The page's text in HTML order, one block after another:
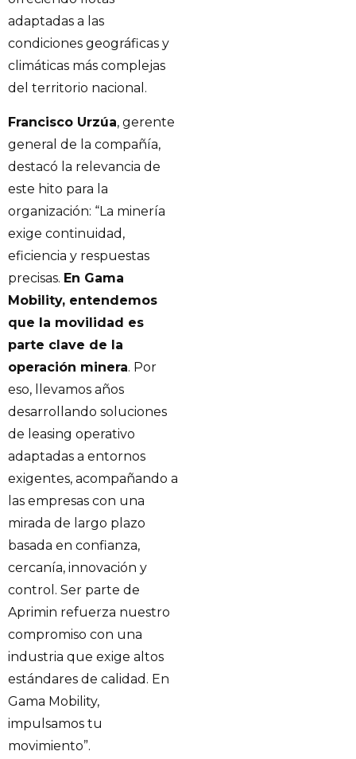
adaptadas a las
condiciones geográficas y
climáticas más complejas
del territorio nacional.
Francisco Urzúa, gerente
general de la compañía,
destacó la relevancia de
este hito para la
organización: “La minería
exige continuidad,
eficiencia y respuestas
precisas. En Gama
Mobility, entendemos
que la movilidad es
parte clave de la
operación minera. Por
eso, llevamos años
desarrollando soluciones
de leasing operativo
adaptadas a entornos
exigentes, acompañando a
las empresas con una
mirada de largo plazo
basada en confianza,
cercanía, innovación y
control. Ser parte de
Aprimin refuerza nuestro
compromiso con una
industria que exige altos
estándares de calidad. En
Gama Mobility,
impulsamos tu
movimiento”.